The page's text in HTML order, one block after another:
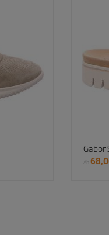
Gabor
Ab